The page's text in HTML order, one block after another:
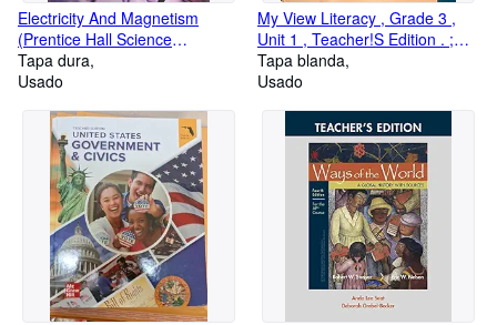
Electricity And Magnetism
(Prentice Hall Science
Explorer), Teacher's Edition ;
9780133668544 ; 0133668541
Tapa dura
Usado
My View Literacy , Grade 3 ,
Unit 1 , Teacher!S Edition . ;
9781428552326 ; 1428552324
Tapa blanda
Usado